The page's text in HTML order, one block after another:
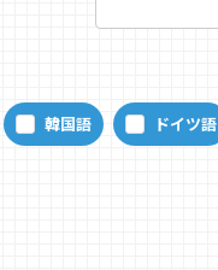
韓国語 ドイツ語